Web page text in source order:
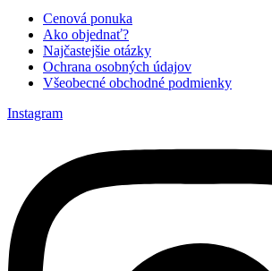
Cenová ponuka
Ako objednať?
Najčastejšie otázky
Ochrana osobných údajov
Všeobecné obchodné podmienky
Instagram